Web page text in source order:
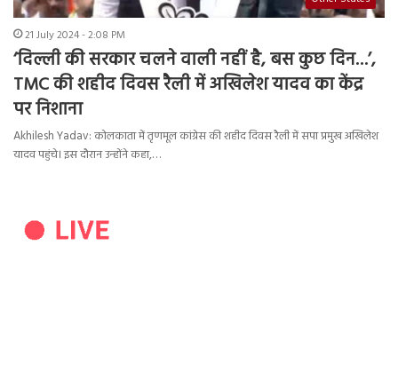
21 July 2024 - 2:08 PM
‘दिल्ली की सरकार चलने वाली नहीं है, बस कुछ दिन…’,
TMC की शहीद दिवस रैली में अखिलेश यादव का केंद्र
पर निशाना
Akhilesh Yadav: कोलकाता में तृणमूल कांग्रेस की शहीद दिवस रैली में सपा प्रमुख अखिलेश
यादव पहुंचे। इस दौरान उन्होंने कहा,…